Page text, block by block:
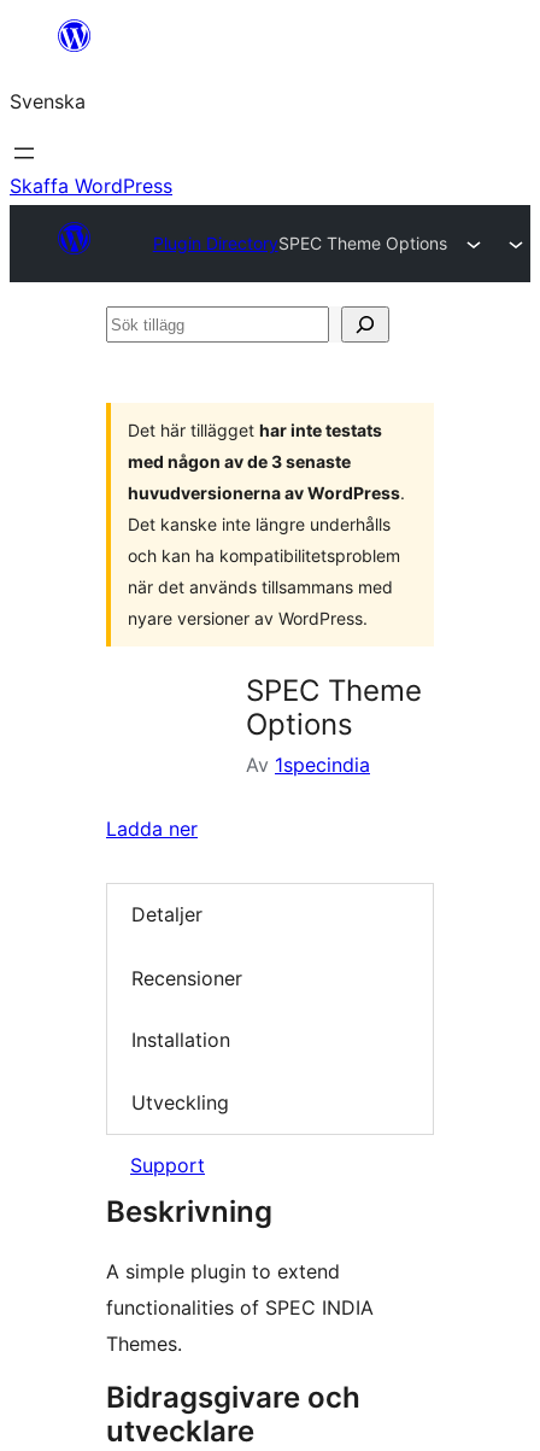
Hoppa
innehåll
Svenska
Skaffa WordPress
Plugin DirectorySPEC Theme Options
Sök
Det här tillägget har inte testats
med någon av de 3 senaste
huvudversionerna av WordPress.
Det kanske inte längre underhålls
och kan ha kompatibilitetsproblem
när det används tillsammans med
nyare versioner av WordPress.
SPEC Theme
Options
Av 1specindia
Ladda ner
Detaljer
Recensioner
Installation
Utveckling
Support
Beskrivning
A simple plugin to extend
functionalities of SPEC INDIA
Themes.
Bidragsgivare och
utvecklare